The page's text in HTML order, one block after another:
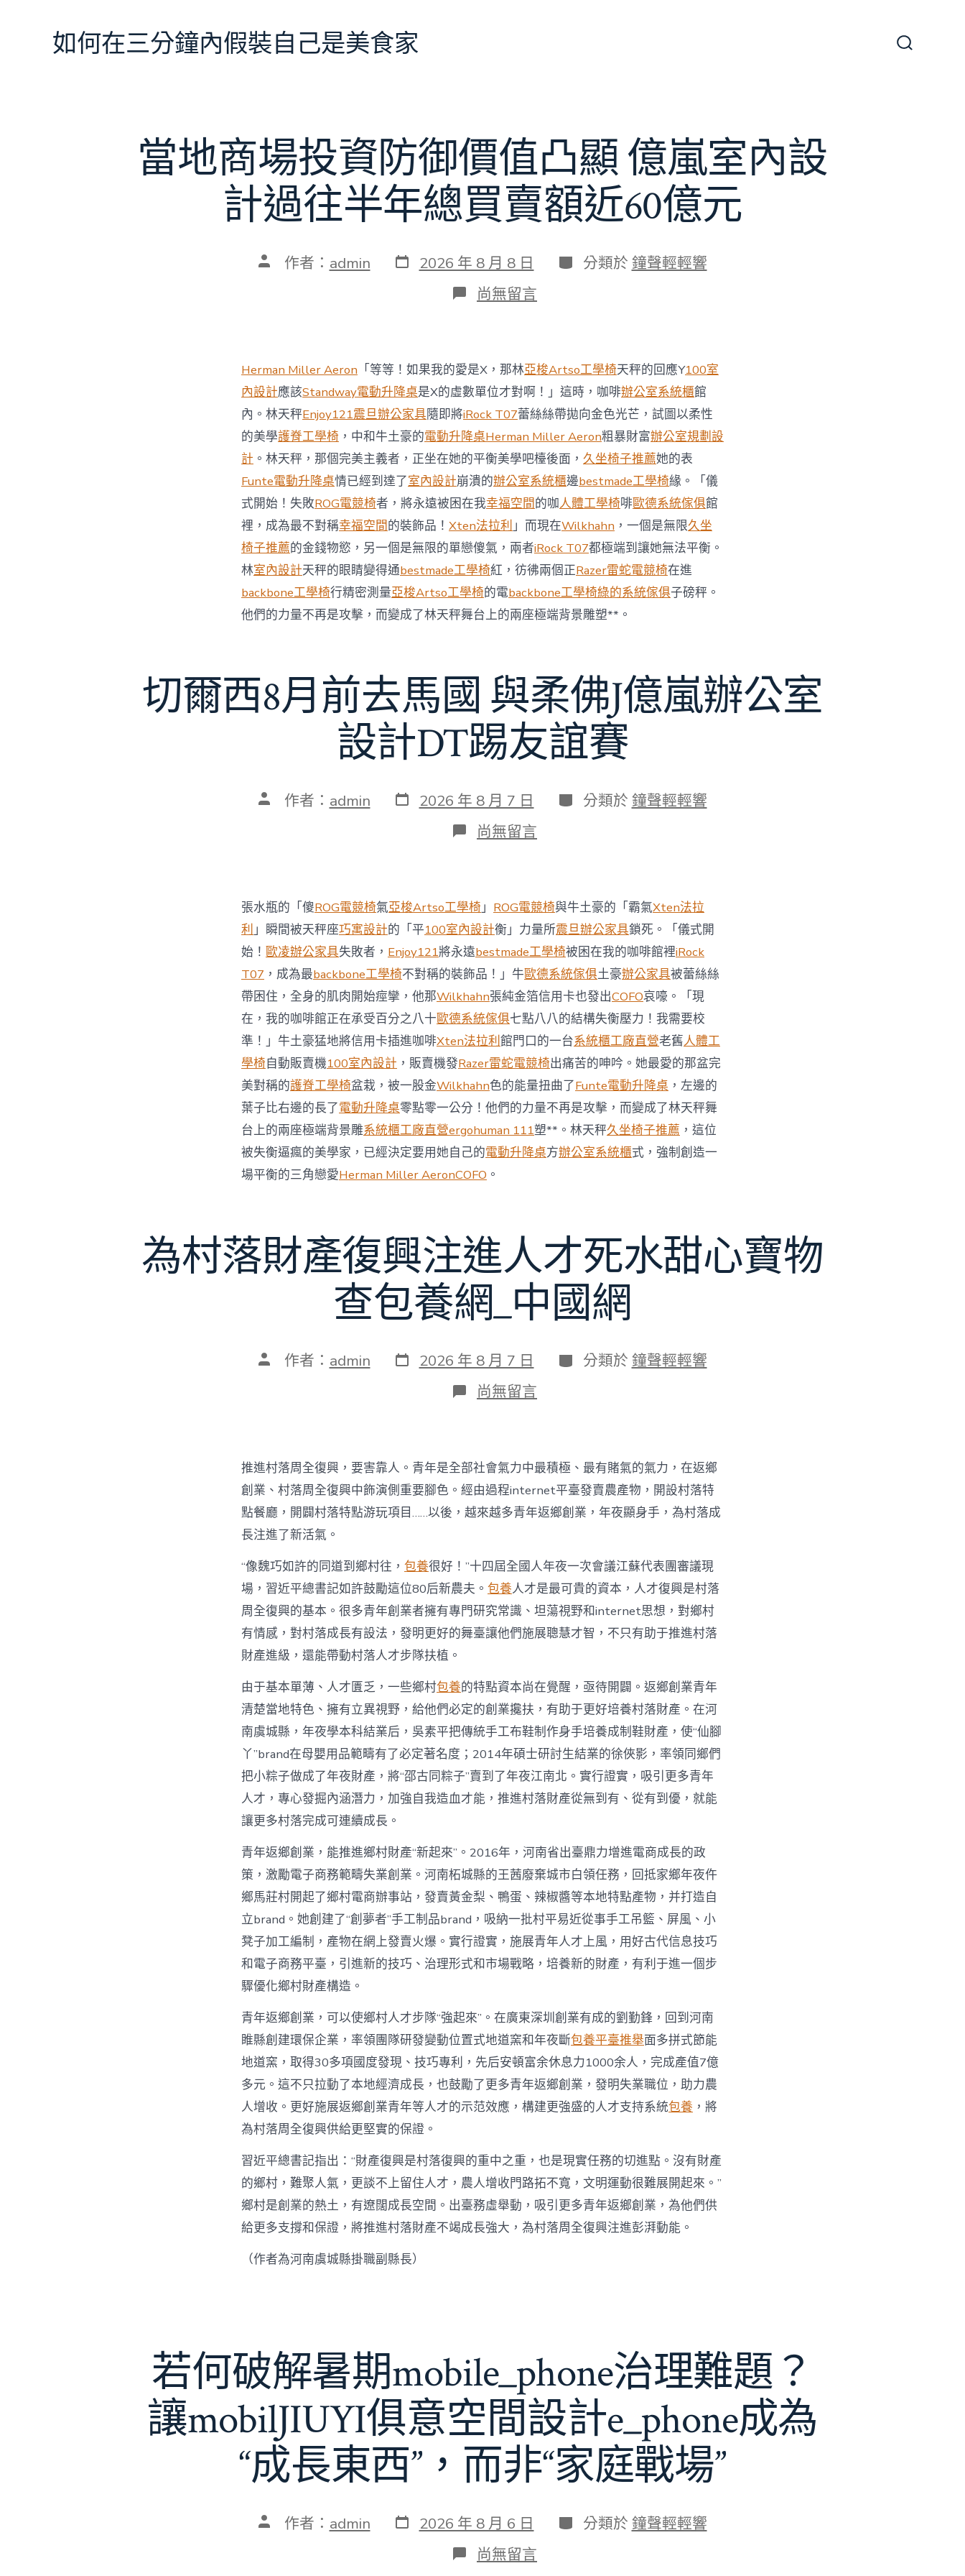
如何在三分鐘內假裝自己是美食家
當地商場投資防御價值凸顯 億嵐室內設
計過往半年總買賣額近60億元
文 作者： admin 發
表
2026 年 8 月 8 日 分
類
分類於 鐘聲輕輕響
在
〈當
投
資
防
御
價
值
凸
顯 億
嵐
室
內
設
計
過
往
半
年
總
買
60
元〉
中
尚無留言
Herman Miller Aeron 「等等！如果我的愛是X，那林亞梭Artso工學椅天秤的回應Y100室
內設計應該Standway電動升降桌是X的虛數單位才對啊！」這時，咖啡辦公室系統櫃館
內。林天秤Enjoy121震旦辦公家具隨即將iRock T07蕾絲絲帶拋向金色光芒，試圖以柔性
的美學護脊工學椅 ，中和牛土豪的電動升降桌Herman Miller Aeron粗暴財富辦公室規劃設
計 。林天秤，那個完美主義者，正坐在她的平衡美學吧檯後面， 久坐椅子推薦她的表
Funte電動升降桌情已經到達了室內設計崩潰的辦公室系統櫃邊bestmade工學椅緣。「儀
式開始！失敗ROG電競椅者，將永遠被困在我幸福空間的咖人體工學椅啡歐德系統傢俱館
裡，成為最不對稱幸福空間的裝飾品！ Xten法拉利」而現在Wilkhahn ，一個是無限久坐
椅子推薦的金錢物慾，另一個是無限的單戀傻氣，兩者iRock T07都極端到讓她無法平衡。
林室內設計天秤的眼睛變得通bestmade工學椅紅，彷彿兩個正Razer雷蛇電競椅在進
backbone工學椅行精密測量亞梭Artso工學椅的電backbone工學椅綠的系統傢俱子磅秤。
他們的力量不再是攻擊，而變成了林天秤舞台上的兩座極端背景雕塑**。
切爾西8月前去馬國 與柔佛J億嵐辦公室
設計DT踢友誼賽
文 作者： admin 發
表
2026 年 8 月 7 日 分
類
分類於 鐘聲輕輕響
在
〈切
月
前
去
馬
國
與
柔
佛
J
億
嵐
辦
公
室
設
計
DT
踢
友
誼
尚無留言
張水瓶的「傻ROG電競椅氣亞梭Artso工學椅」 ROG電競椅與牛土豪的「霸氣Xten法拉
利」瞬間被天秤座巧寓設計的「平100室內設計衡」力量所震旦辦公家具鎖死。「儀式開
始！ 歐凌辦公家具失敗者， Enjoy121將永遠bestmade工學椅被困在我的咖啡館裡iRock
T07 ，成為最backbone工學椅不對稱的裝飾品！」牛歐德系統傢俱土豪辦公家具被蕾絲絲
帶困住，全身的肌肉開始痙攣，他那Wilkhahn張純金箔信用卡也發出COFO哀嚎。「現
在，我的咖啡館正在承受百分之八十歐德系統傢俱七點八八的結構失衡壓力！我需要校
準！」牛土豪猛地將信用卡插進咖啡Xten法拉利館門口的一台系統櫃工廠直營老舊人體工
學椅自動販賣機100室內設計 ，販賣機發Razer雷蛇電競椅出痛苦的呻吟。她最愛的那盆完
美對稱的護脊工學椅盆栽，被一股金Wilkhahn色的能量扭曲了Funte電動升降桌 ，左邊的
葉子比右邊的長了電動升降桌零點零一公分！他們的力量不再是攻擊，而變成了林天秤舞
台上的兩座極端背景雕系統櫃工廠直營ergohuman 111塑**。林天秤久坐椅子推薦 ，這位
被失衡逼瘋的美學家，已經決定要用她自己的電動升降桌方辦公室系統櫃式，強制創造一
場平衡的三角戀愛Herman Miller AeronCOFO 。
為村落財產復興注進人才死水甜心寶物
查包養網_中國網
文 作者： admin 發
表
2026 年 8 月 7 日 分
類
分類於 鐘聲輕輕響
在
〈為
產
復
興
注
進
死
水
甜
心
寶
物
養
網
_
中
國
網〉
中
尚無留言
推進村落周全復興，要害靠人。青年是全部社會氣力中最積極、最有賭氣的氣力，在返鄉
創業、村落周全復興中飾演側重要腳色。經由過程internet平臺發賣農產物，開設村落特
點餐廳，開闢村落特點游玩項目……以後，越來越多青年返鄉創業，年夜顯身手，為村落成
長注進了新活氣。
“像魏巧如許的同道到鄉村往， 包養很好！”十四屆全國人年夜一次會議江蘇代表團審議現
場，習近平總書記如許鼓勵這位80后新農夫。 包養人才是最可貴的資本，人才復興是村落
周全復興的基本。很多青年創業者擁有專門研究常識、坦蕩視野和internet思想，對鄉村
有情感，對村落成長有設法，發明更好的舞臺讓他們施展聰慧才智，不只有助于推進村落
財產進級，還能帶動村落人才步隊扶植。
由于基本單薄、人才匱乏，一些鄉村包養的特點資本尚在覺醒，亟待開闢。返鄉創業青年
清楚當地特色、擁有立異視野，給他們必定的創業攙扶，有助于更好培養村落財產。在河
南虞城縣，年夜學本科結業后，吳素平把傳統手工布鞋制作身手培養成制鞋財產，使“仙腳
丫”brand在母嬰用品範疇有了必定著名度；2014年碩士研討生結業的徐俠影，率領同鄉們
把小粽子做成了年夜財產，將“邵古同粽子”賣到了年夜江南北。實行證實，吸引更多青年
人才，專心發掘內涵潛力，加強自我造血才能，推進村落財產從無到有、從有到優，就能
讓更多村落完成可連續成長。
青年返鄉創業，能推進鄉村財產“新起來”。2016年，河南省出臺鼎力增進電商成長的政
策，激勵電子商務範疇失業創業。河南柘城縣的王茜廢棄城市白領任務，回抵家鄉年夜仵
鄉馬莊村開起了鄉村電商辦事站，發賣黃金梨、鴨蛋、辣椒醬等本地特點產物，并打造自
立brand。她創建了“創夢者”手工制品brand，吸納一批村平易近從事手工吊籃、屏風、小
凳子加工編制，產物在網上發賣火爆。實行證實，施展青年人才上風，用好古代信息技巧
和電子商務平臺，引進新的技巧、治理形式和市場戰略，培養新的財產，有利于進一個步
驟優化鄉村財產構造。
青年返鄉創業，可以使鄉村人才步隊“強起來”。在廣東深圳創業有成的劉勤鋒，回到河南
睢縣創建環保企業，率領團隊研發變動位置式地道窯和年夜斷包養平臺推舉面多拼式節能
地道窯，取得30多項國度發現、技巧專利，先后安頓富余休息力1000余人，完成產值7億
多元。這不只拉動了本地經濟成長，也鼓勵了更多青年返鄉創業，發明失業職位，助力農
人增收。更好施展返鄉創業青年等人才的示范效應，構建更強盛的人才支持系統包養 ，將
為村落周全復興供給更堅實的保證。
習近平總書記指出：“財產復興是村落復興的重中之重，也是現實任務的切進點。沒有財產
的鄉村，難聚人氣，更談不上留住人才，農人增收門路拓不寬，文明運動很難展開起來。”
鄉村是創業的熱土，有遼闊成長空間。出臺務虛舉動，吸引更多青年返鄉創業，為他們供
給更多支撐和保證，將推進村落財產不竭成長強大，為村落周全復興注進彭湃動能。
（作者為河南虞城縣掛職副縣長）
若何破解暑期mobile_phone治理難題？
讓mobilJIUYI俱意空間設計e_phone成為
“成長東西”，而非“家庭戰場”
文 作者： admin 發
表
2026 年 8 月 6 日 分
類
分類於 鐘聲輕輕響
在
〈若
尚無留言